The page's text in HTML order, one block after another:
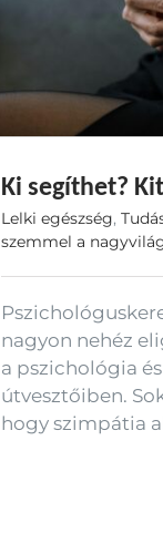
Ki segíthet?
Lelki egészség,
szemmel a
nagyon nehéz
a pszichológia
útvesztőiben.
hogy szimpátia